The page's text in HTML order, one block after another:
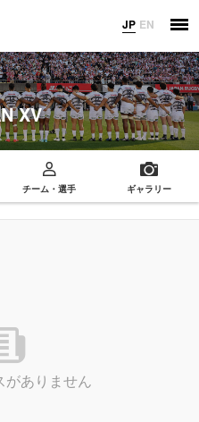
JP EN
XV
チーム・選手 ギャラリー
がありません